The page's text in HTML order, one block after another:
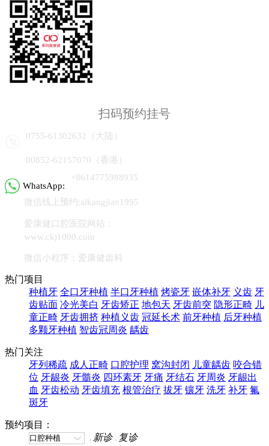
扫码预约挂号
0755-61302632（大陆）
00852-62157070（香港）
WhatsApp:
+8614775988935
微信线上预约:aikangjian1995
爱康健口腔医院网站：
www.ckj1000.com
微信小程序：爱康健齿科
热门项目
种植牙 全口牙种植 半口牙种植 烤瓷牙 嵌体补牙 义齿 牙
齿贴面 冷光美白 牙齿矫正 地包天 牙齿前突 隐形正畸 儿
童正畸 牙齿拥挤 种植义齿 冠延长术 前牙种植 后牙种植
多颗牙种植 智齿冠周炎 龋齿
热门关注
牙列稀疏 成人正畸 口腔护理 窝沟封闭 儿童龋齿 咬合错
位 牙龈炎 牙髓炎 四环素牙 牙痛 牙结石 牙周炎 牙龈出
血 牙齿松动 牙齿填充 根管治疗 拔牙 镶牙 洗牙 补牙 氟
斑牙
预约项目：
新诊
复诊